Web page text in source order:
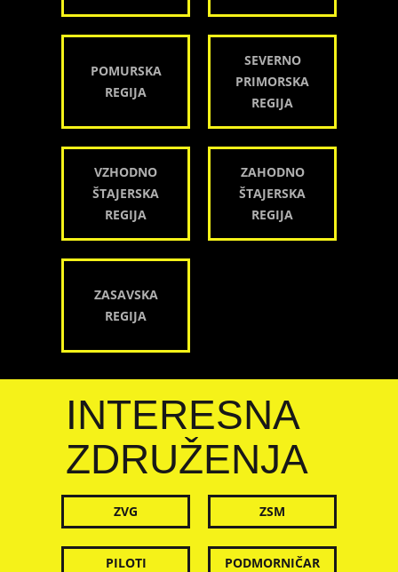
POMURSKA
REGIJA
SEVERNO
PRIMORSKA
REGIJA
VZHODNO
ŠTAJERSKA
REGIJA
ZAHODNO
ŠTAJERSKA
REGIJA
ZASAVSKA
REGIJA
INTERESNA
ZDRUŽENJA
ZVG ZSM
PILOTI PODMORNIČAR